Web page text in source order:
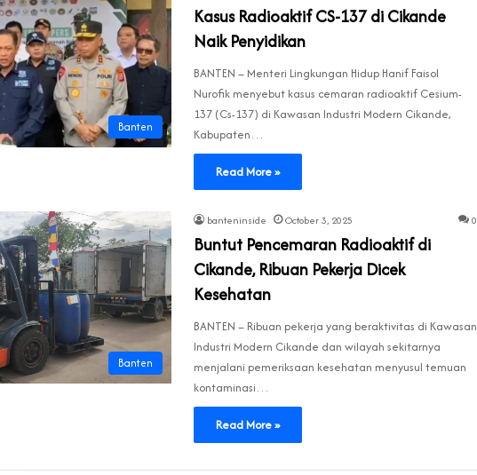
Banten
Kasus Radioaktif CS-137 di Cikande
Naik Penyidikan‎
‎BANTEN – Menteri Lingkungan Hidup Hanif Faisol
Nurofik menyebut kasus cemaran radioaktif Cesium-
137 (Cs-137) di Kawasan Industri Modern Cikande,
Kabupaten…
Read More »
Banten
banteninside October 3, 2025 0
Buntut Pencemaran Radioaktif di
Cikande, ‎Ribuan Pekerja Dicek
Kesehatan‎
‎BANTEN – Ribuan pekerja yang beraktivitas di Kawasan
Industri Modern Cikande dan wilayah sekitarnya
menjalani pemeriksaan kesehatan menyusul temuan
kontaminasi…
Read More »